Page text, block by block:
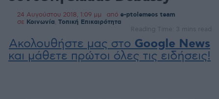
24 Αυγούστου 2018, 1:09 μμ από e-ptolemeos team
σε Κοινωνία Τοπική Επικαιρότητα
Reading Time: 3 mins read
Ακολουθήστε μας στο Google News
και μάθετε πρώτοι όλες τις ειδήσεις!